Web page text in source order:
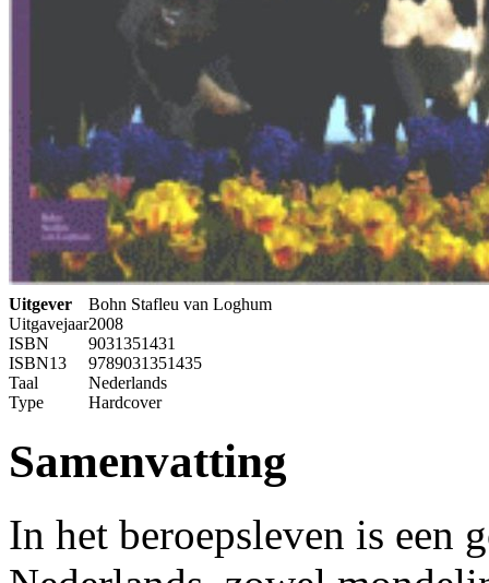
Uitgever
Bohn Stafleu van Loghum
Uitgavejaar2008
ISBN
9031351431
ISBN13
9789031351435
Taal
Nederlands
Type
Hardcover
Samenvatting
In het beroepsleven is een